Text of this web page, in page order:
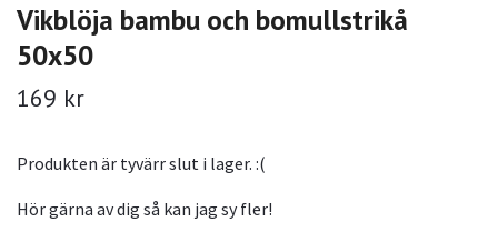
Vikblöja bambu och bomullstrikå
50x50
169 kr
Produkten är tyvärr slut i lager. :(
Hör gärna av dig så kan jag sy fler!